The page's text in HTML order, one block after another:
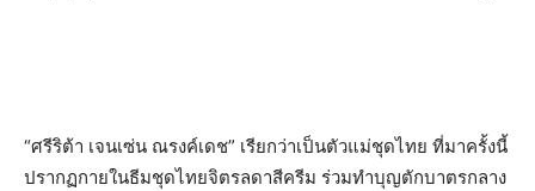
“ศรีริต้า เจนเซ่น ณรงค์เดช” เรียกว่าเป็นตัวแม่ชุดไทย ที่มาครั้งนี้
ปรากฏกายในธีมชุดไทยจิตรลดาสีครีม ร่วมทำบุญตักบาตรกลาง